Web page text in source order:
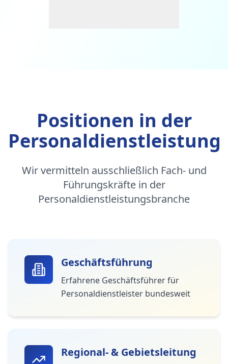
Positionen in der
Personaldienstleistung
Wir vermitteln ausschließlich Fach- und
Führungskräfte in der
Personaldienstleistungsbranche
Geschäftsführung
Erfahrene Geschäftsführer für
Personaldienstleister bundesweit
Regional- & Gebietsleitung